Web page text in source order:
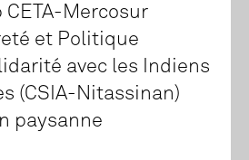
Mercosur
et Politique
avec les Indiens
(CSIA-Nitassinan)
paysanne